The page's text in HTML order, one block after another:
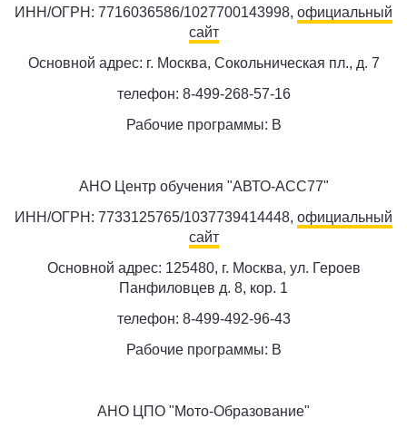
ИНН/ОГРН: 7716036586/1027700143998, официальный
сайт
Основной адрес: г. Москва, Сокольническая пл., д. 7
телефон: 8-499-268-57-16
Рабочие программы: B
АНО Центр обучения "АВТО-АСС77"
ИНН/ОГРН: 7733125765/1037739414448, официальный
сайт
Основной адрес: 125480, г. Москва, ул. Героев
Панфиловцев д. 8, кор. 1
телефон: 8-499-492-96-43
Рабочие программы: B
АНО ЦПО "Мото-Образование"